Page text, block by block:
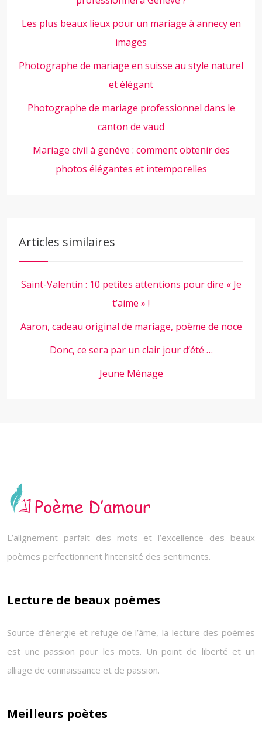
Les plus beaux lieux pour un mariage à annecy en
images
Photographe de mariage en suisse au style naturel
et élégant
Photographe de mariage professionnel dans le
canton de vaud
Mariage civil à genève : comment obtenir des
photos élégantes et intemporelles
Articles similaires
Saint-Valentin : 10 petites attentions pour dire « Je
t’aime » !
Aaron, cadeau original de mariage, poème de noce
Donc, ce sera par un clair jour d’été …
Jeune Ménage
L’alignement parfait des mots et l’excellence des beaux
poèmes perfectionnent l’intensité des sentiments.
Lecture de beaux poèmes
Source d’énergie et refuge de l’âme, la lecture des poèmes
est une passion pour les mots. Un point de liberté et un
alliage de connaissance et de passion.
Meilleurs poètes